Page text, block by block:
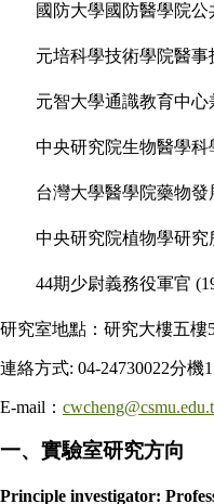
國防大學國防醫學院
元培科學技術學院醫
元智大學通識教育中心
中央研究院生物醫學
台灣大學醫學院藥物
中央研究院植物學研究
44期少尉義務役軍官
研究室地點：研究大樓五樓
連絡方式: 04-24730022分機
E-mail ：
一、實驗室研究方向
Principle investigator: